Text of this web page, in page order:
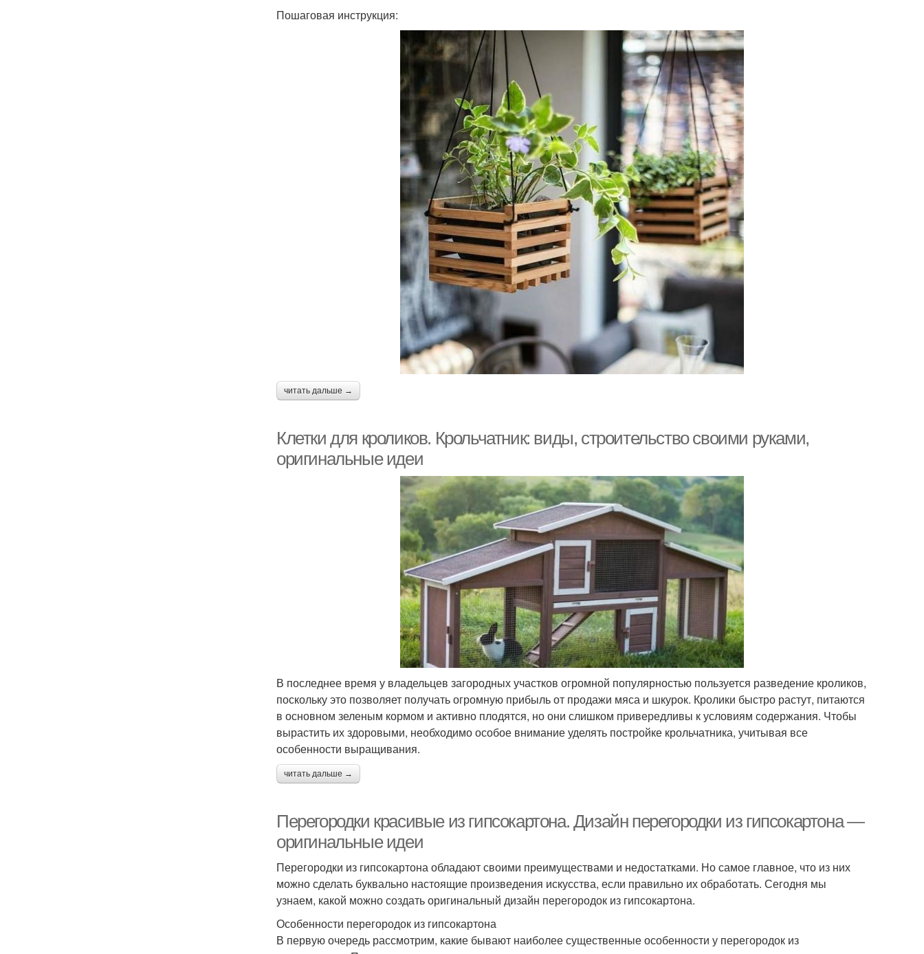
Пошаговая инструкция:
читать дальше →
Клетки для кроликов. Крольчатник: виды, строительство своими руками,
оригинальные идеи
В последнее время у владельцев загородных участков огромной популярностью пользуется разведение кроликов,
поскольку это позволяет получать огромную прибыль от продажи мяса и шкурок. Кролики быстро растут, питаются
в основном зеленым кормом и активно плодятся, но они слишком привередливы к условиям содержания. Чтобы
вырастить их здоровыми, необходимо особое внимание уделять постройке крольчатника, учитывая все
особенности выращивания.
читать дальше →
Перегородки красивые из гипсокартона. Дизайн перегородки из гипсокартона —
оригинальные идеи
Перегородки из гипсокартона обладают своими преимуществами и недостатками. Но самое главное, что из них
можно сделать буквально настоящие произведения искусства, если правильно их обработать. Сегодня мы
узнаем, какой можно создать оригинальный дизайн перегородок из гипсокартона.
Особенности перегородок из гипсокартона
В первую очередь рассмотрим, какие бывают наиболее существенные особенности у перегородок из